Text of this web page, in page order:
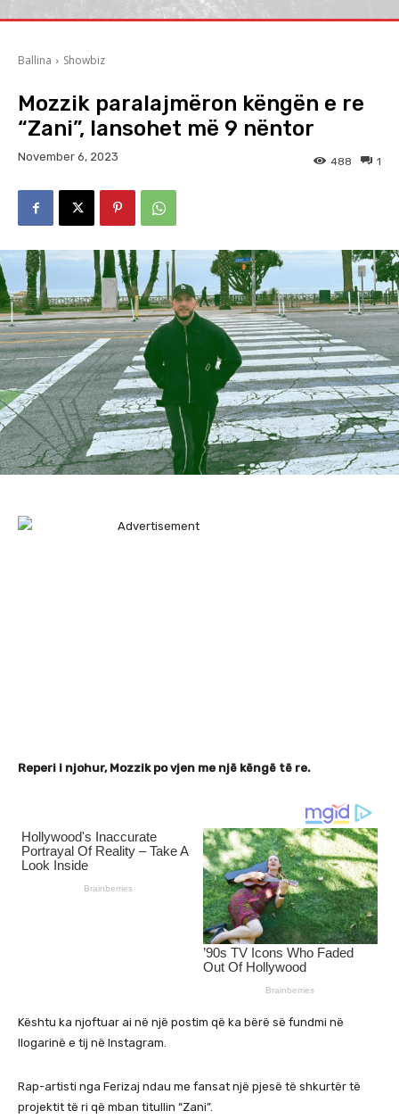
Ballina Showbiz
Mozzik paralajmëron këngën e re
“Zani”, lansohet më 9 nëntor
November 6, 2023 1
488
Reperi i njohur, Mozzik po vjen me një këngë të re.
Kështu ka njoftuar ai në një postim që ka bërë së fundmi në
llogarinë e tij në Instagram.
Rap-artisti nga Ferizaj ndau me fansat një pjesë të shkurtër të
projektit të ri që mban titullin “Zani”.